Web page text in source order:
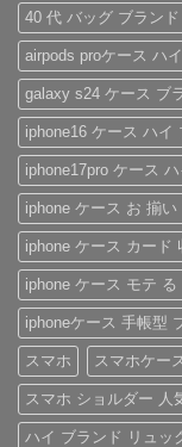
手
帳
型
iPhone
ケ
ー
ス
の
魅
力
を
徹
底
レ
ビ
ュ
ー！
へ
の
を
問
わ
ず
愛
さ
れ
る
「ル
イ・
ヴ
ィ
ト
ン
iPhone
ケ
ー
ス」
へ
の
憧
れ
ブ
ラ
ン
ド
風
ベ
ル
ト
付
き
iPhone
ケ
ー
ス
へ
の
高
見
え
♡
大
人
の
た
め
の
「ハ
イ
ブ
ラ
ン
ド
風
レ
ザ
ー
iPhone
ケ
ー
ス」
特
集
へ
の
あ
り
ま
せ
ん
40 代 バッグ ブラン
airpods proケース ハ
galaxy s24 ケース ブ
iphone16 ケース ハイ
iphone17pro ケース
iphone ケース お 揃い
iphone ケース カード
iphone ケース モテ る
iphoneケース 手帳型
スマホ スマホケー
スマホ ショルダー 人
ハイ ブランド リュッ